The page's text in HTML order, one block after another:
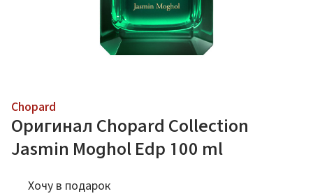
Chopard
Оригинал Chopard Collection
Jasmin Moghol Edp 100 ml
Хочу в подарок